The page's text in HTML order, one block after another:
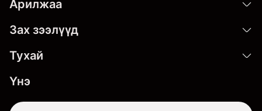
Арилжаа
Зах зээлүүд
Тухай
Үнэ